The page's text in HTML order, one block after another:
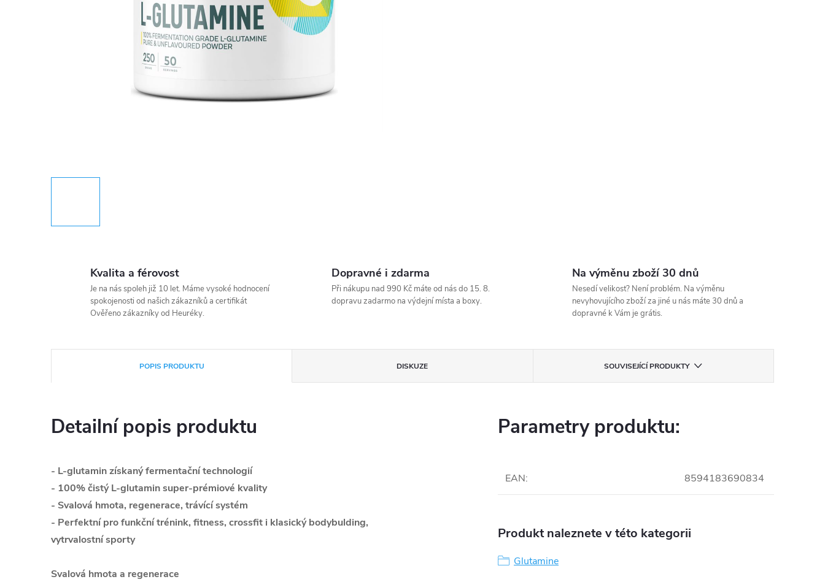
Kvalita a férovost
Je na nás spoleh již 10 let. Máme vysoké hodnocení
spokojenosti od našich zákazníků a certifikát
Ověřeno zákazníky od Heuréky.
Dopravné i zdarma
Při nákupu nad 990 Kč máte od nás do 15. 8.
dopravu zadarmo na výdejní místa a boxy.
Na výměnu zboží 30 dnů
Nesedí velikost? Není problém. Na výměnu
nevyhovujícího zboží za jiné u nás máte 30 dnů a
dopravné k Vám je grátis.
POPIS PRODUKTU DISKUZE SOUVISEJÍCÍ PRODUKTY
Detailní popis produktu
- L-glutamin získaný fermentační technologií
- 100% čistý L-glutamin super-prémiové kvality
- Svalová hmota, regenerace, trávící systém
- Perfektní pro funkční trénink, fitness, crossfit i klasický bodybulding,
vytrvalostní sporty
Svalová hmota a regenerace
Parametry produktu:
EAN: 8594183690834
Produkt naleznete v této kategorii
Glutamine